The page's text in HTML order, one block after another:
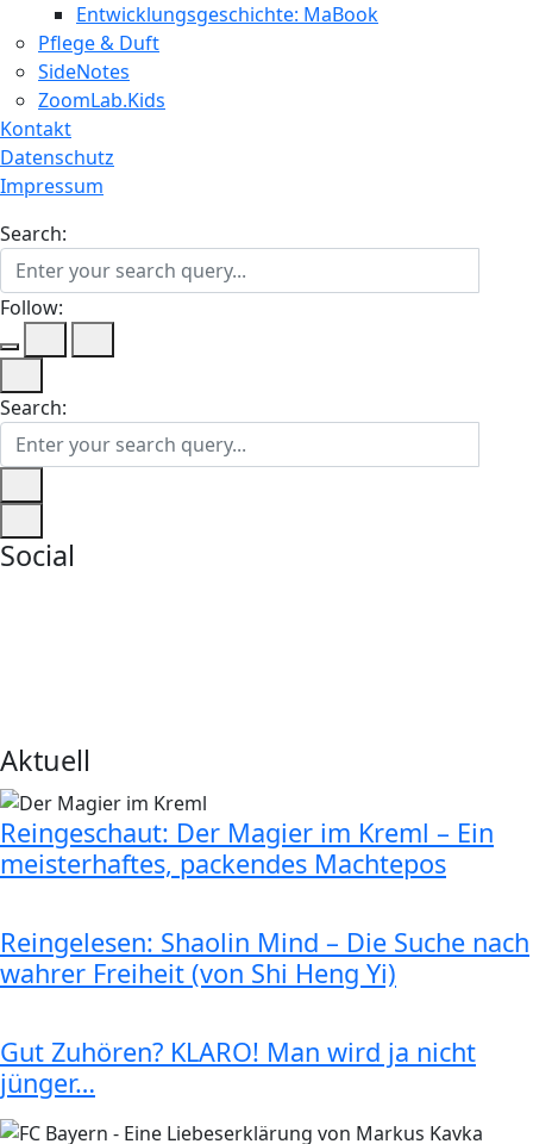
Entwicklungsgeschichte: MaBook
Pflege & Duft
SideNotes
ZoomLab.Kids
Kontakt
Datenschutz
Impressum
Search:
Follow:
Search:
Social
Aktuell
Reingeschaut: Der Magier im Kreml – Ein
meisterhaftes, packendes Machtepos
Reingelesen: Shaolin Mind – Die Suche nach
wahrer Freiheit (von Shi Heng Yi)
Gut Zuhören? KLARO! Man wird ja nicht
jünger…